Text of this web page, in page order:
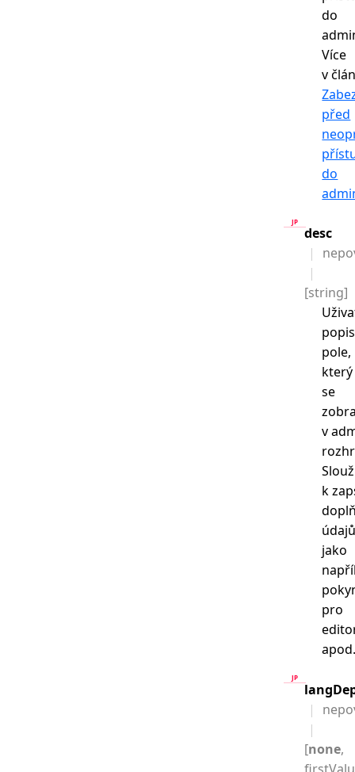
do
Více
v
před
do
desc
[string]
popis
pole,
který
se
v
k
jako
pro
[none,